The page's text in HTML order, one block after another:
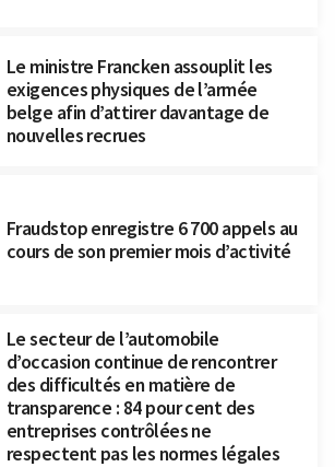
Le ministre Francken assouplit les
exigences physiques de l’armée
belge afin d’attirer davantage de
nouvelles recrues
Fraudstop enregistre 6 700 appels au
cours de son premier mois d’activité
Le secteur de l’automobile
d’occasion continue de rencontrer
des difficultés en matière de
transparence : 84 pour cent des
entreprises contrôlées ne
respectent pas les normes légales